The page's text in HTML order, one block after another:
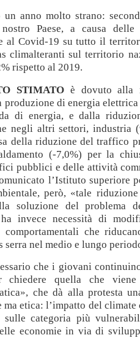
anno molto strano:
Paese, a causa
al Covid-19 su tutto il
climalteranti sul territorio
rispetto al 2019.
STIMATOè dovuto alla
produzione di energia
di energia, e dalla
negli altri settori, industria
della riduzione del traffico
(-7,0%) per la
pubblici e delle attività
l’Istituto superiore
però, «tale
soluzione del problema
invece necessità di
comportamentali che
serra nel medio e lungo
che i giovani
chiedere quella che viene
che dà alla protesta
ma etica: l’impatto del climate
sulle categoria più
economie in via di